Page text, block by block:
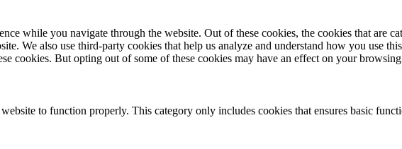
while you navigate through the website. Out of these cookies, the cookies that are
We also use third-party cookies that help us analyze and understand how you use
cookies. But opting out of some of these cookies may have an effect on your
to function properly. This category only includes cookies that ensures basic